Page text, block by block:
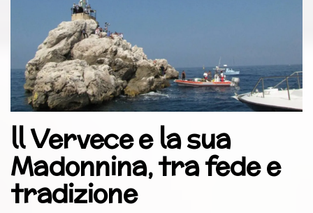
ll Vervece e la sua
Madonnina, tra fede e
tradizione